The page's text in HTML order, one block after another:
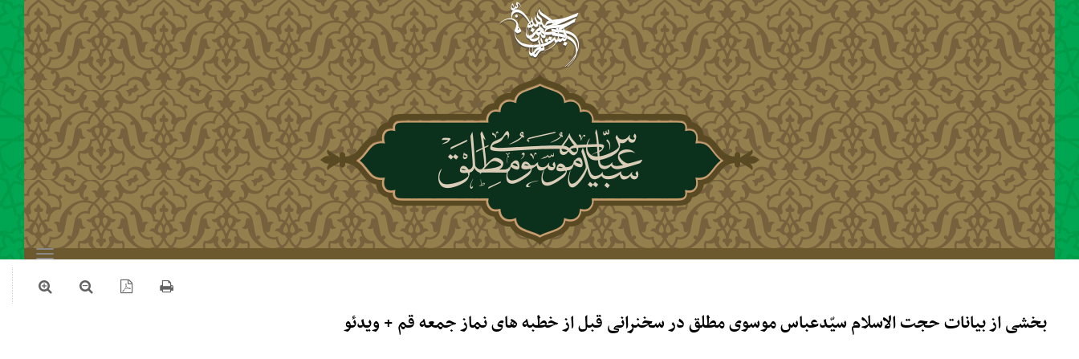
رفتن به محتوای اصلی
Toggle
navigation
بخشی از بیانات حجت الاسلام سیّدعباس موسوی مطلق در سخنرانی قبل از خطبه های نماز جمعه قم + ویدئو